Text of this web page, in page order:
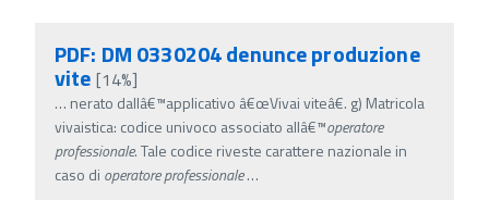
PDF: DM 0330204 denunce produzione
vite [14%]
… nerato dallâ€™applicativo â€œVivai viteâ€. g) Matricola
vivaistica: codice univoco associato allâ€™operatore
professionale. Tale codice riveste carattere nazionale in
caso di operatoreprofessionale…